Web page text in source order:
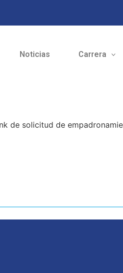
Noticias Carrera
de solicitud de